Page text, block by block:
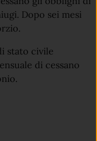
Dopo sei mesi
stato civile
di cessano